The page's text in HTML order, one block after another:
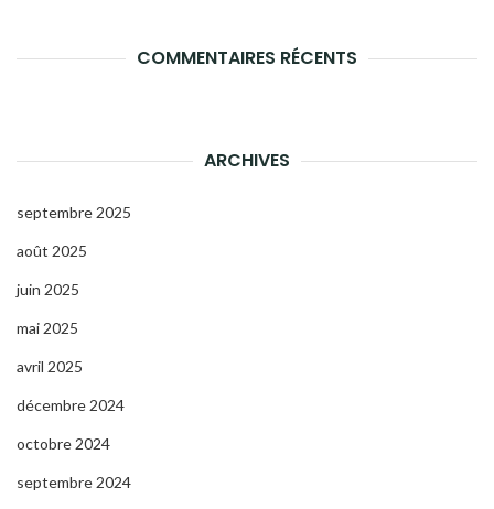
COMMENTAIRES RÉCENTS
ARCHIVES
septembre 2025
août 2025
juin 2025
mai 2025
avril 2025
décembre 2024
octobre 2024
septembre 2024